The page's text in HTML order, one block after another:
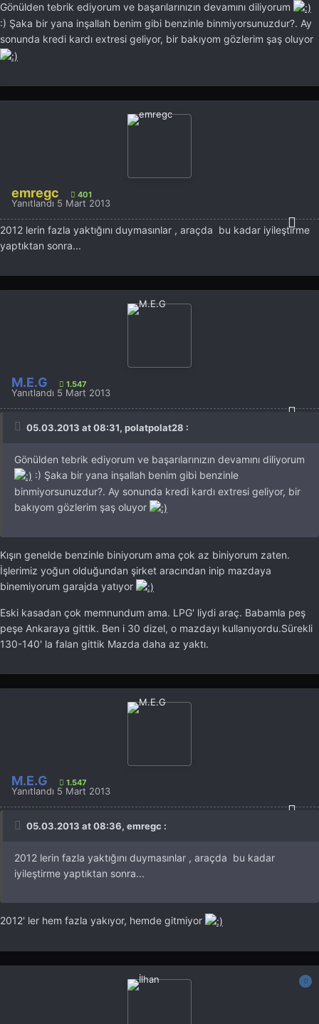
Gönülden tebrik ediyorum ve başarılarınızın devamını diliyorum
:) Şaka bir yana inşallah benim gibi benzinle binmiyorsunuzdur?. Ay
sonunda kredi kardı extresi geliyor, bir bakıyom gözlerim şaş oluyor
emregc 401
Yanıtlandı 5 Mart 2013
2012 lerin fazla yaktığını duymasınlar , araçda bu kadar iyileştirme
yaptıktan sonra...
M.E.G 1.547
Yanıtlandı 5 Mart 2013
05.03.2013 at 08:31, polatpolat28 :
Gönülden tebrik ediyorum ve başarılarınızın devamını diliyorum
:) Şaka bir yana inşallah benim gibi benzinle
binmiyorsunuzdur?. Ay sonunda kredi kardı extresi geliyor, bir
bakıyom gözlerim şaş oluyor
Kışın genelde benzinle biniyorum ama çok az biniyorum zaten.
İşlerimiz yoğun olduğundan şirket aracından inip mazdaya
binemiyorum garajda yatıyor
Eski kasadan çok memnundum ama. LPG' liydi araç. Babamla peş
peşe Ankaraya gittik. Ben i 30 dizel, o mazdayı kullanıyordu.Sürekli
130-140' la falan gittik Mazda daha az yaktı.
M.E.G 1.547
Yanıtlandı 5 Mart 2013
05.03.2013 at 08:36, emregc :
2012 lerin fazla yaktığını duymasınlar , araçda bu kadar
iyileştirme yaptıktan sonra...
2012' ler hem fazla yakıyor, hemde gitmiyor